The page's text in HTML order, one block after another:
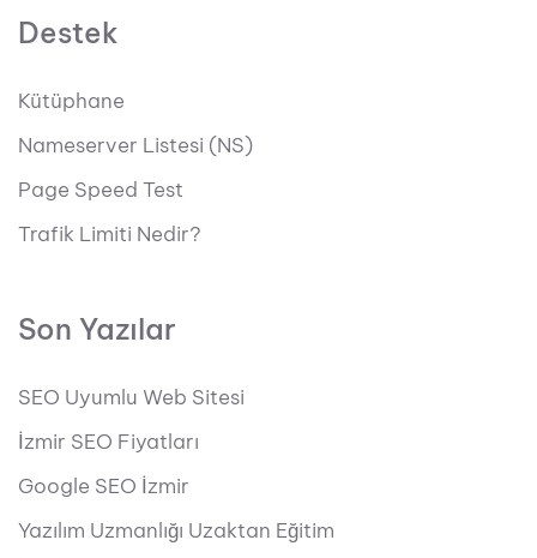
Destek
Kütüphane
Nameserver Listesi (NS)
Page Speed Test
Trafik Limiti Nedir?
Son Yazılar
SEO Uyumlu Web Sitesi
İzmir SEO Fiyatları
Google SEO İzmir
Yazılım Uzmanlığı Uzaktan Eğitim